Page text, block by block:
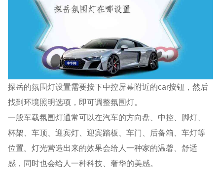
探岳的氛围灯设置需要按下中控屏幕附近的car按钮，然后
找到环境照明选项，即可调整氛围灯。
一般车载氛围灯通常可以在汽车的方向盘、中控、脚灯、
杯架、车顶、迎宾灯、迎宾踏板、车门、后备箱、车灯等
位置。灯光营造出来的效果会给人一种家的温馨、舒适
感，同时也会给人一种科技、奢华的美感。